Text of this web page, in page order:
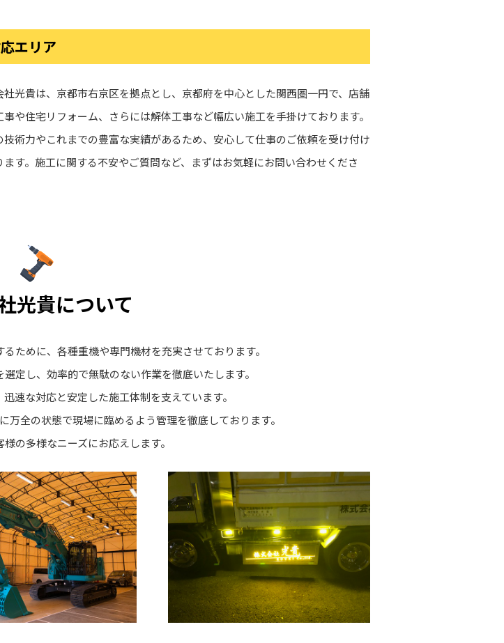
エリア
社光貴は、京都市右京区を拠点とし、京都府を中心とした関西圏一円で、店舗
事や住宅リフォーム、さらには解体工事など幅広い施工を手掛けております。
技術力やこれまでの豊富な実績があるため、安心して仕事のご依頼を受け付け
ます。施工に関する不安やご質問など、まずはお気軽にお問い合わせくださ
光貴について
ために、各種重機や専門機材を充実させております。
定し、効率的で無駄のない作業を徹底いたします。
速な対応と安定した施工体制を支えています。
全の状態で現場に臨めるよう管理を徹底しております。
の多様なニーズにお応えします。